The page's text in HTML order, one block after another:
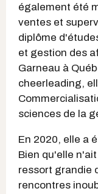
également été
ventes et
diplôme
et gestion des
Garneau à
cheerleading,
sciences de la
En 2020, elle a
Bien qu'elle
ressort grandie
rencontres